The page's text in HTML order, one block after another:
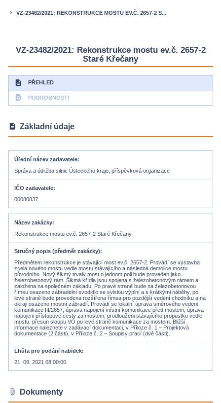
keyboard_arrow_right VZ-23482/2021: REKONSTRUKCE MOSTU EV.Č. 2657-2 S...
VZ-23482/2021: Rekonstrukce mostu ev.č. 2657-2
Staré Křečany
description PŘEHLED
find_in_page PODROBNOSTI
description Základní údaje
Úřední název zadavatele
Správa a údržba silnic Ústeckého kraje, příspěvková organizace
IČO zadavatele
00080837
Název zakázky
Rekonstrukce mostu ev.č. 2657-2 Staré Křečany
Stručný popis (předmět zakázky)
Předmětem rekonstrukce je stávající most ev.č. 2657-2. Provádí se výstavba
zcela nového mostu vedle mostu stávajícího a následná demolice mostu
původního. Nový šikmý trvalý most o jednom poli bude proveden jako
železobetonový rám. Šikmá křídla jsou spojena s železobetonovým rámem a
založena na společném základu. Po pravé straně bude na železobetonovou
římsu osazeno zábradelní svodidlo se svislou výplní a s krátkými náběhy, po
levé straně bude provedena rozšířena římsa pro pozdější vedení chodníku a na
okraji osazeno mostní zábradlí. Provádí se lokální úprava směrového vedeni
komunikace III/2657, úprava napojení místní komunikace před mostem, úprava
napojeni přístupové cesty za mostem, prodlouženi stávajícího propustku vedle
mostu, přesun sloupu VO po levé straně komunikace za mostem. Bližší
informace naleznete v zadávací dokumentaci, v Příloze č. 1 – Projektová
dokumentace (2 části), v Příloze č. 2 – Soupisy prací (dvě části).
Lhůta pro podání nabídek
21. 09. 2021 08:00:00
attach_file Dokumenty